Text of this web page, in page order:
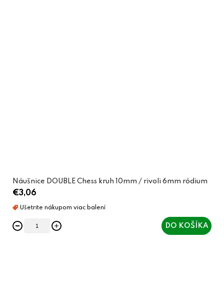
Náušnice DOUBLE Chess kruh 10mm / rivoli 6mm ródium
€3,06
DO KOŠÍKA